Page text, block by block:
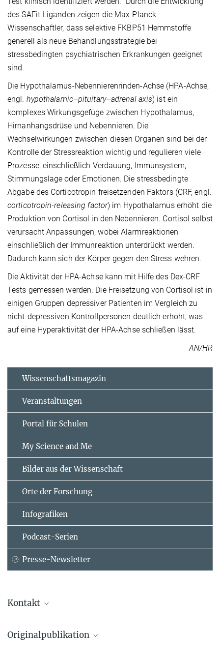
des SAFit-Liganden zeigen die Max-Planck-
Wissenschaftler, dass selektive FKBP51 Hemmstoffe
generell als neue Behandlungsstrategie bei
stressbedingten psychiatrischen Erkrankungen geeignet
sind.
Die Hypothalamus-Nebennierenrinden-Achse (HPA-Achse,
engl. hypothalamic–pituitary–adrenal axis) ist ein
komplexes Wirkungsgefüge zwischen Hypothalamus,
Hirnanhangsdrüse und Nebennieren. Die
Wechselwirkungen zwischen diesen Organen sind bei der
Kontrolle der Stressreaktion wichtig und regulieren viele
Prozesse, einschließlich Verdauung, Immunsystem,
Stimmungslage oder Emotionen. Die stressbedingte
Abgabe des Corticotropin freisetzenden Faktors (CRF, engl.
corticotropin-releasing factor) im Hypothalamus erhöht die
Produktion von Cortisol in den Nebennieren. Cortisol selbst
verursacht Anpassungen, wobei Alarmreaktionen
einschließlich der Immunreaktion unterdrückt werden.
Dadurch kann sich der Körper gegen den Stress wehren.
Die Aktivität der HPA-Achse kann mit Hilfe des Dex-CRF
Tests gemessen werden. Die Freisetzung von Cortisol ist in
einigen Gruppen depressiver Patienten im Vergleich zu
nicht-depressiven Kontrollpersonen deutlich erhöht, was
auf eine Hyperaktivität der HPA-Achse schließen lässt.
AN/HR
Wissenschaftsmagazin
Veranstaltungen
Portal für Schulen
My Science and Me
Bilder aus der Wissenschaft
Orte der Forschung
Infografiken
Podcast-Serien
Presse-Newsletter
Kontakt
Max-Planck-Institut für Psychiatrie, München
Originalpublikation